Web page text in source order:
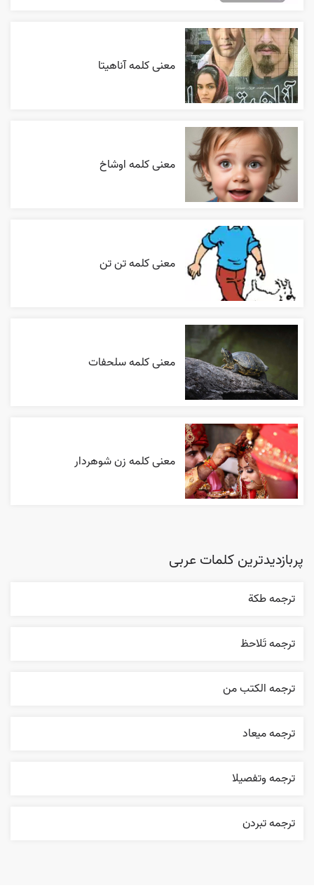
معنی کلمه آناهیتا
معنی کلمه اوشاخ
معنی کلمه تن تن
معنی کلمه سلحفات
معنی کلمه زن شوهردار
پربازدیدترین کلمات عربی
ترجمه طکة
ترجمه تَلاحظ
ترجمه الکتب من
ترجمه ميعاد
ترجمه وتفصيلا
ترجمه تبردن